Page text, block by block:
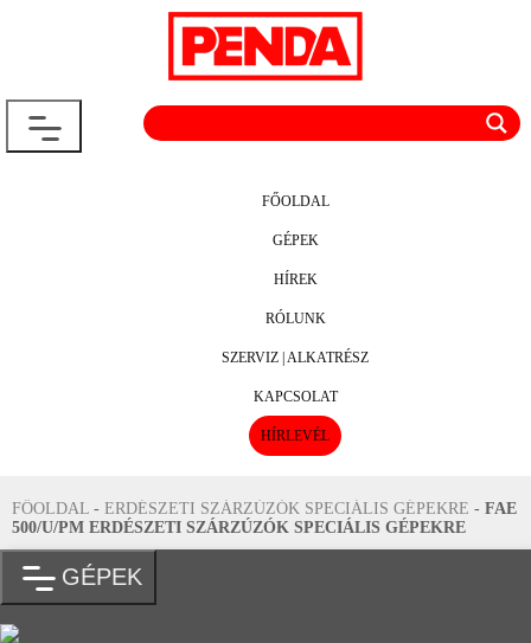
FŐOLDAL
GÉPEK
HÍREK
RÓLUNK
SZERVIZ | ALKATRÉSZ
KAPCSOLAT
HÍRLEVÉL
FŐOLDAL - ERDÉSZETI SZÁRZÚZÓK SPECIÁLIS GÉPEKRE - FAE
500/U/PM ERDÉSZETI SZÁRZÚZÓK SPECIÁLIS GÉPEKRE
GÉPEK